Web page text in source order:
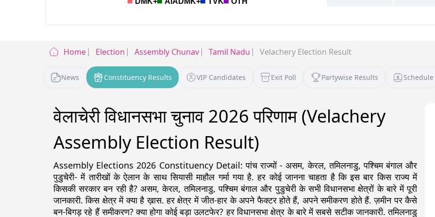
Home Election Assembly Chunav Tamil Nadu Velachery Election Result
News Constituency Results VIP Candidates Exit Poll Partywise Results Schedule
वेलाचेरी विधानसभा चुनाव 2026 परिणाम (Velachery
Assembly Election Result)
Assembly Elections 2026 Constituency Detail: पांच राज्यों - असम, केरल, तमिलनाडु, पश्चिम बंगाल और
पुडुचेरी- में तारीखों के ऐलान के साथ सियासी माहौल गर्मा गया है. हर कोई जानना चाहता है कि इस बार किस राज्य में
किसकी सरकार बन रही है? असम, केरल, तमिलनाडु, पश्चिम बंगाल और पुडुचेरी के सभी विधानसभा क्षेत्रों के बारे में पूरी
जानकारी. किस क्षेत्र में क्या है ख़ास. हर क्षेत्र में जीत-हार के अपने फैक्टर होते हैं, अपने समीकरण होते हैं. ज़मीन पर कैसे
बन-बिगड़ रहे हैं समीकरण? क्या होगा कोई बड़ा उलटफेर? हर विधानसभा क्षेत्र के बारे में सबसे सटीक जानकारी. तमिलनाडु